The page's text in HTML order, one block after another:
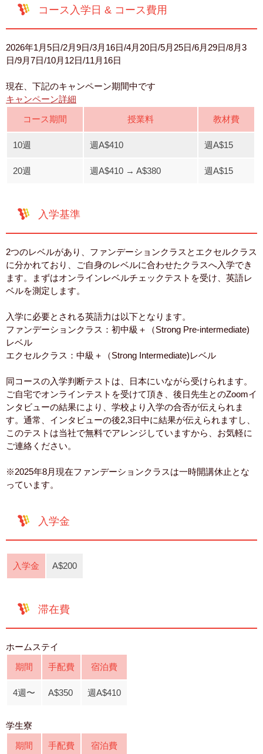
コース入学日 & コース費用
2026年1月5日/2月9日/3月16日/4月20日/5月25日/6月29日/8月3
日/9月7日/10月12日/11月16日
現在、下記のキャンペーン期間中です
キャンペーン詳細
コース期間
授業料 教材費
10週 週A$410 週A$15
20週 週A$410 → A$380 週A$15
入学基準
2つのレベルがあり、ファンデーションクラスとエクセルクラス
に分かれており、ご自身のレベルに合わせたクラスへ入学でき
ます。まずはオンラインレベルチェックテストを受け、英語レ
ベルを測定します。
入学に必要とされる英語力は以下となります。
ファンデーションクラス：初中級＋（Strong Pre-intermediate)
レベル
エクセルクラス：中級＋（Strong Intermediate)レベル
同コースの入学判断テストは、日本にいながら受けられます。
ご自宅でオンラインテストを受けて頂き、後日先生とのZoomイ
ンタビューの結果により、学校より入学の合否が伝えられま
す。通常、インタビューの後2,3日中に結果が伝えられますし、
このテストは当社で無料でアレンジしていますから、お気軽に
ご連絡ください。
※2025年8月現在ファンデーションクラスは一時開講休止とな
っています。
入学金
入学金 A$200
滞在費
ホームステイ
期間
手配費 宿泊費
4週〜 A$350 週A$410
学生寮
期間
手配費 宿泊費